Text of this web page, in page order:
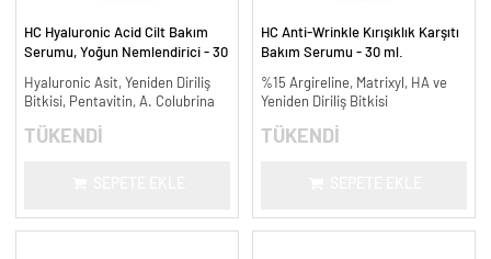
HC Hyaluronic Acid Cilt Bakım
Serumu, Yoğun Nemlendirici - 30
Hyaluronic Asit, Yeniden Diriliş
Bitkisi, Pentavitin, A. Colubrina
TÜKENDİ
HC Anti-Wrinkle Kırışıklık Karşıtı
Bakım Serumu - 30 ml.
%15 Argireline, Matrixyl, HA ve
Yeniden Diriliş Bitkisi
TÜKENDİ